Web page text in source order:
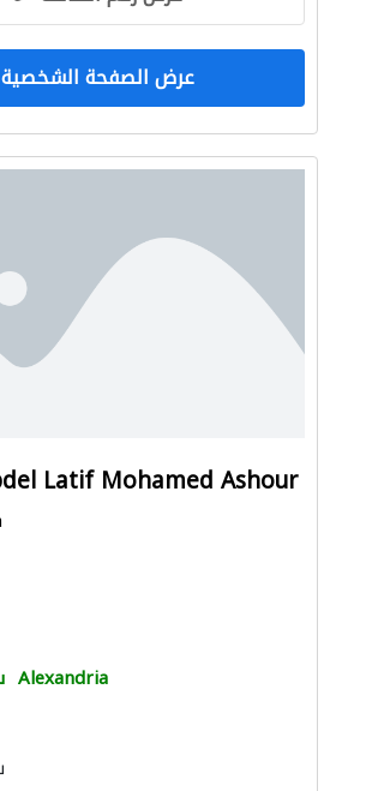
عرض الصفحة الشخصية
Latif Mohamed Ashour
Alexandria